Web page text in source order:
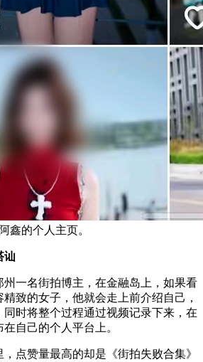
阿鑫的个人主页。
讪
州一名街拍博主，在金融岛上，如果看
致的女子，他就会走上前介绍自己，
时将整个过程通过视频记录下来，在
自己的个人平台上。
点赞量最高的却是《街拍失败合集》